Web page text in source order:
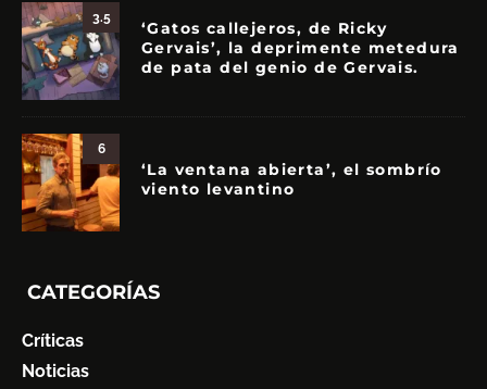
3.5
‘Gatos callejeros, de Ricky
Gervais’, la deprimente metedura
de pata del genio de Gervais.
6
‘La ventana abierta’, el sombrío
viento levantino
CATEGORÍAS
Críticas
Noticias